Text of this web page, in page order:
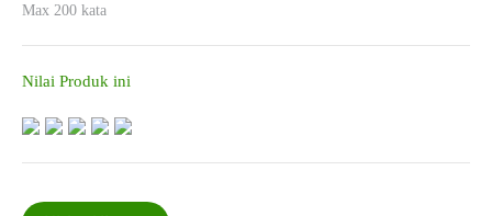
Max 200 kata
Nilai Produk ini